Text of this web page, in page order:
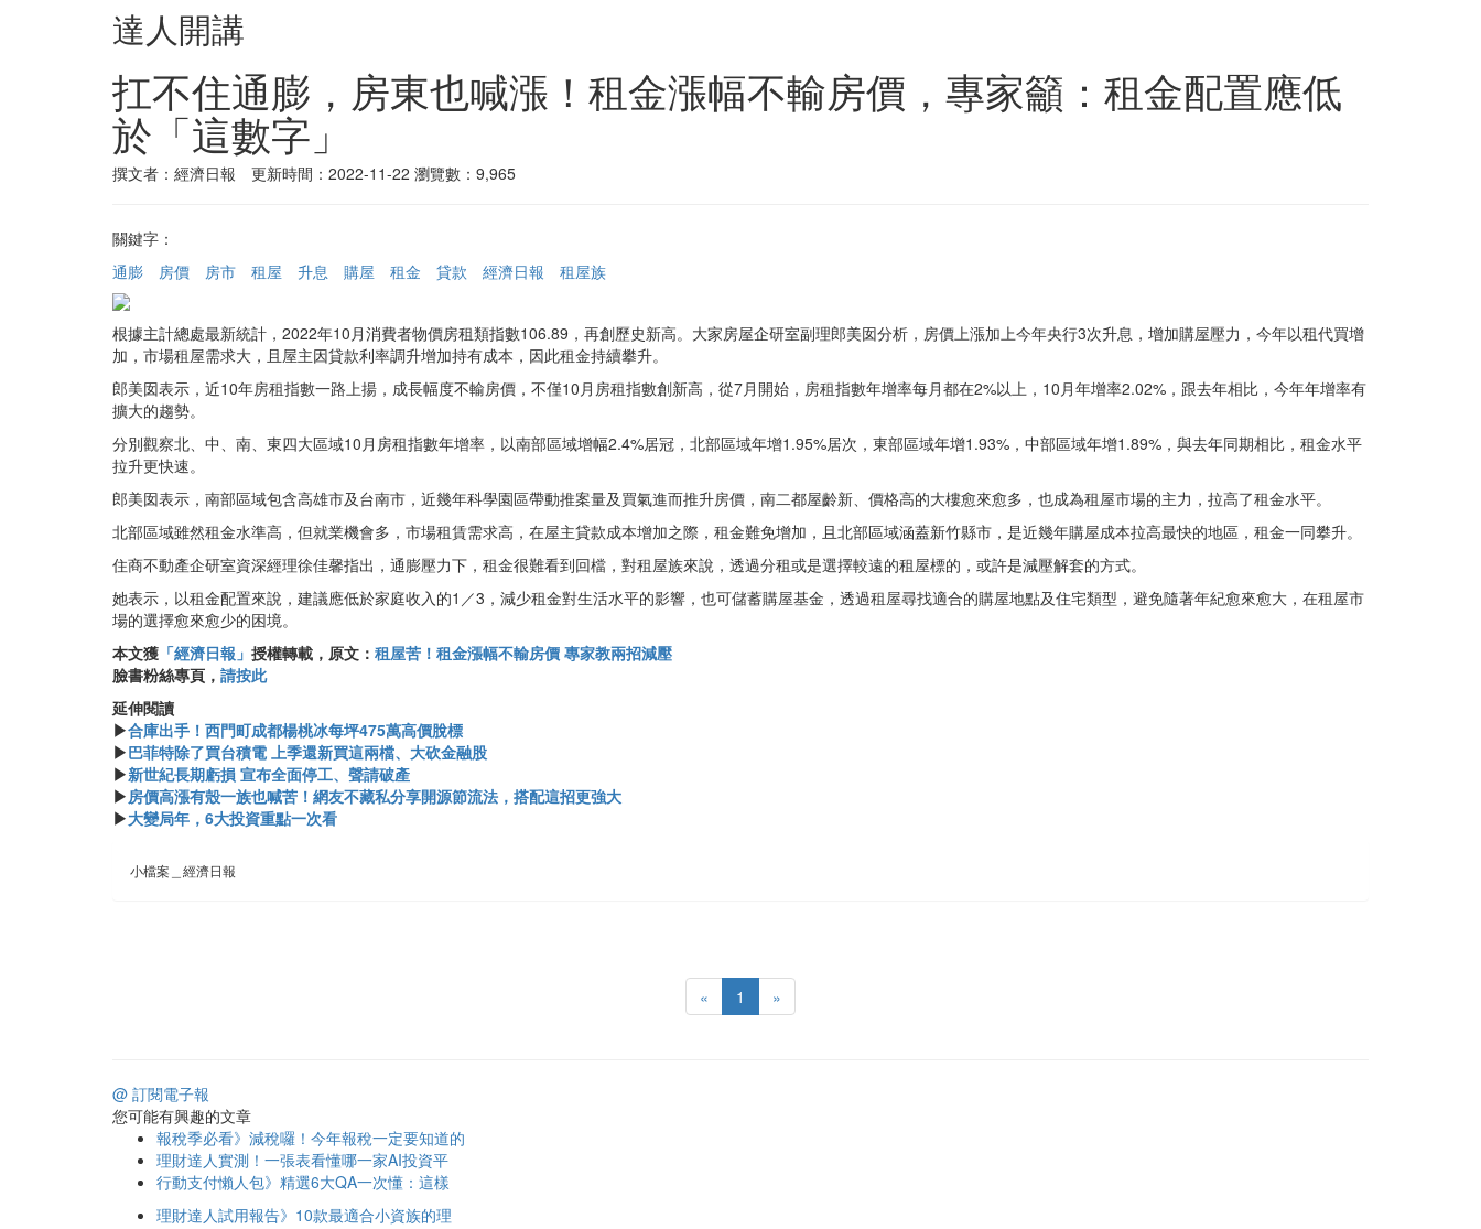
達人開講
扛不住通膨，房東也喊漲！租金漲幅不輸房價，專家籲：租金配置應低
於「這數字」
撰文者：經濟日報 更新時間：2022-11-22 瀏覽數：9,965
關鍵字：
通膨
房價 房市 租屋 升息 購屋 租金 貸款 經濟日報 租屋族
根據主計總處最新統計，2022年10月消費者物價房租類指數106.89，再創歷史新高。大家房屋企研室副理郎美囡分析，房價上漲加上今年央行3次升息，增加購屋壓力，今年以租代買增
加，市場租屋需求大，且屋主因貸款利率調升增加持有成本，因此租金持續攀升。
郎美囡表示，近10年房租指數一路上揚，成長幅度不輸房價，不僅10月房租指數創新高，從7月開始，房租指數年增率每月都在2%以上，10月年增率2.02%，跟去年相比，今年年增率有
擴大的趨勢。
分別觀察北、中、南、東四大區域10月房租指數年增率，以南部區域增幅2.4%居冠，北部區域年增1.95%居次，東部區域年增1.93%，中部區域年增1.89%，與去年同期相比，租金水平
拉升更快速。
郎美囡表示，南部區域包含高雄市及台南市，近幾年科學園區帶動推案量及買氣進而推升房價，南二都屋齡新、價格高的大樓愈來愈多，也成為租屋市場的主力，拉高了租金水平。
北部區域雖然租金水準高，但就業機會多，市場租賃需求高，在屋主貸款成本增加之際，租金難免增加，且北部區域涵蓋新竹縣市，是近幾年購屋成本拉高最快的地區，租金一同攀升。
住商不動產企研室資深經理徐佳馨指出，通膨壓力下，租金很難看到回檔，對租屋族來說，透過分租或是選擇較遠的租屋標的，或許是減壓解套的方式。
她表示，以租金配置來說，建議應低於家庭收入的1／3，減少租金對生活水平的影響，也可儲蓄購屋基金，透過租屋尋找適合的購屋地點及住宅類型，避免隨著年紀愈來愈大，在租屋市
場的選擇愈來愈少的困境。
本文獲 「經濟日報」 授權轉載，原文： 租屋苦！租金漲幅不輸房價 專家教兩招減壓
臉書粉絲專頁， 請按此
延伸閱讀
▶合庫出手！西門町成都楊桃冰每坪475萬高價脫標
▶巴菲特除了買台積電 上季還新買這兩檔、大砍金融股
▶新世紀長期虧損 宣布全面停工、聲請破產
▶房價高漲有殼一族也喊苦！網友不藏私分享開源節流法，搭配這招更強大
▶大變局年，6大投資重點一次看
小檔案＿經濟日報
« 1 »
@ 訂閱電子報
您可能有興趣的文章
報稅季必看》減稅囉！今年報稅一定要知道的
理財達人實測！一張表看懂哪一家AI投資平
行動支付懶人包》精選6大QA一次懂：這樣
理財達人試用報告》10款最適合小資族的理